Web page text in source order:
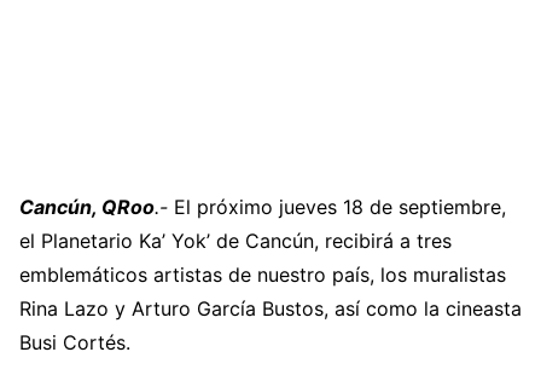
Cancún, QRoo.- El próximo jueves 18 de septiembre,
el Planetario Ka’ Yok’ de Cancún, recibirá a tres
emblemáticos artistas de nuestro país, los muralistas
Rina Lazo y Arturo García Bustos, así como la cineasta
Busi Cortés.